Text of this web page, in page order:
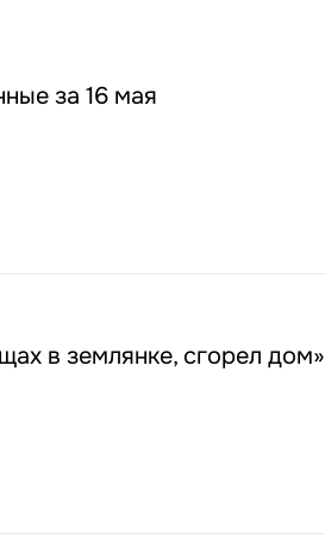
за 16 мая
в землянке, сгорел дом»